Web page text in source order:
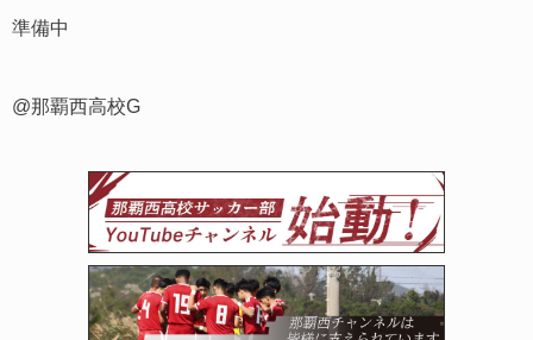
準備中
@那覇西高校G